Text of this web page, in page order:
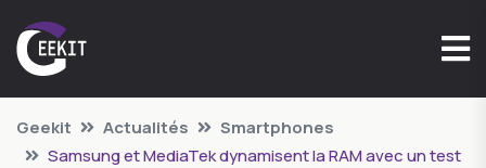
Geekit Actualités
Smartphones
Samsung et MediaTek dynamisent la RAM avec un test